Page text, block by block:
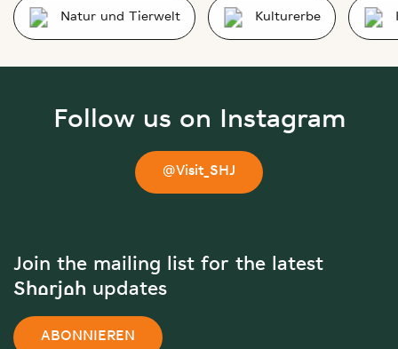
Natur und Tierwelt Kulturerbe
Follow us on Instagram
@Visit_SHJ
Join the mailing list for the latest
Sharjah updates
ABONNIEREN